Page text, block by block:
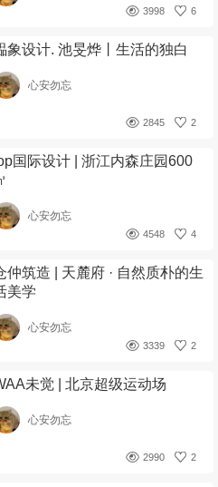
6
3998
象设计. 池旻烨丨生活的独白
心安勿忘
2
2845
国际设计 | 浙江内森庄园600
心安勿忘
4
4548
仲筑造 | 天麓府 · 自然质朴的生
美学
心安勿忘
2
3339
未觉 | 北京超级运动场
心安勿忘
2
2990